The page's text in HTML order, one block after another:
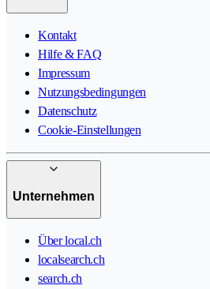
Kontakt
Hilfe & FAQ
Impressum
Nutzungsbedingungen
Datenschutz
Cookie-Einstellungen
Unternehmen
Über local.ch
localsearch.ch
search.ch